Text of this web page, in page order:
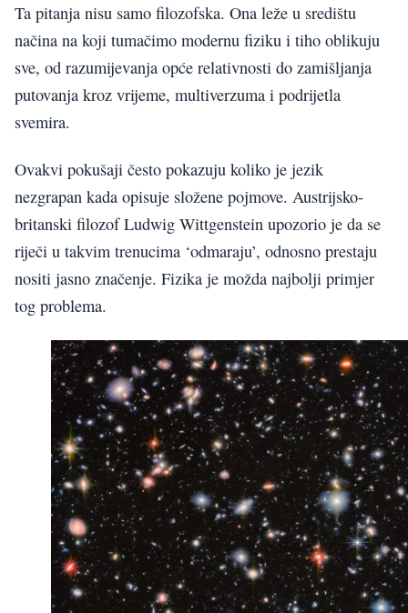
Ta pitanja nisu samo filozofska. Ona leže u središtu
načina na koji tumačimo modernu fiziku i tiho oblikuju
sve, od razumijevanja opće relativnosti do zamišljanja
putovanja kroz vrijeme, multiverzuma i podrijetla
svemira.
Ovakvi pokušaji često pokazuju koliko je jezik
nezgrapan kada opisuje složene pojmove. Austrijsko-
britanski filozof Ludwig Wittgenstein upozorio je da se
riječi u takvim trenucima ‘odmaraju’, odnosno prestaju
nositi jasno značenje. Fizika je možda najbolji primjer
tog problema.